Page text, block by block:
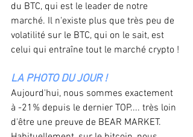
du BTC, qui est le leader de notre
marché. Il n'existe plus que très peu de
volatilité sur le BTC, qui on le sait, est
celui qui entraîne tout le marché crypto !
LA PHOTO DU JOUR !
Aujourd'hui, nous sommes exactement
à -21% depuis le dernier TOP.... très loin
d'être une preuve de BEAR MARKET.